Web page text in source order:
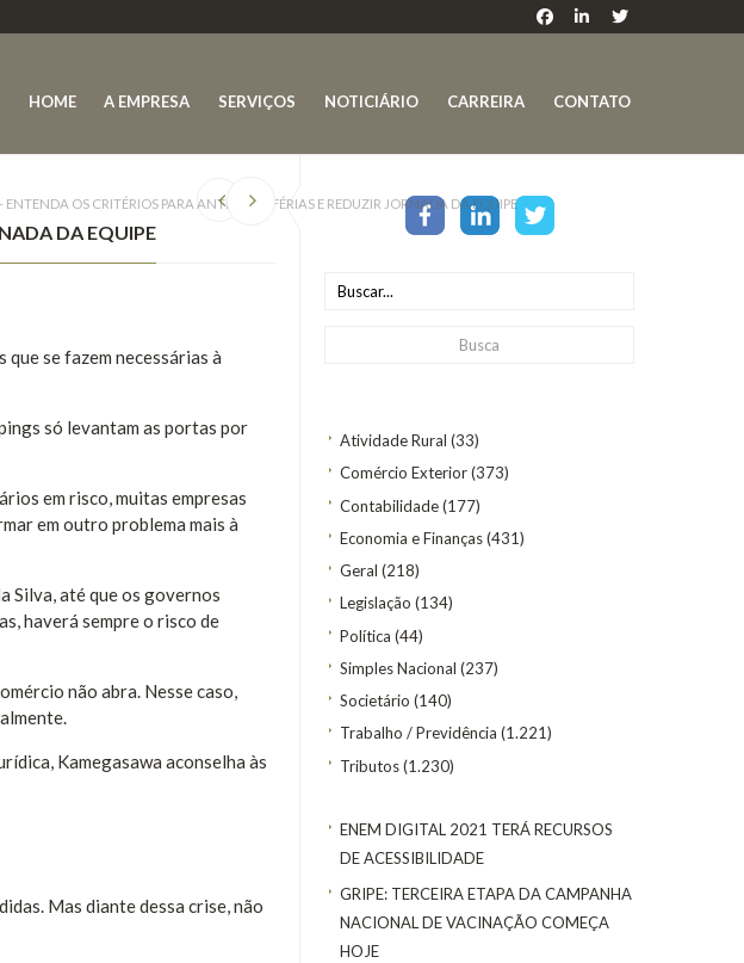
HOME A EMPRESA SERVIÇOS NOTICIÁRIO CARREIRA CONTATO
Atividade Rural (33)
Comércio Exterior(373)
Contabilidade(177)
Economia e Finanças(431)
Geral (218)
Legislação (134)
Política (44)
Simples Nacional (237)
Societário (140)
Trabalho / Previdência (1.221)
Tributos(1.230)
ENEM DIGITAL 2021 TERÁ RECURSOS
DE ACESSIBILIDADE
GRIPE: TERCEIRA ETAPA DA CAMPANHA
NACIONAL DE VACINAÇÃO COMEÇA
HOJE
OS CRITÉRIOS PARA ANTECIPAR FÉRIAS E REDUZIR JORNADA DA EQUIPE
DA EQUIPE
se fazem necessárias à
só levantam as portas por
em risco, muitas empresas
em outro problema mais à
Silva, até que os governos
haverá sempre o risco de
não abra. Nesse caso,
Kamegasawa aconselha às
Mas diante dessa crise, não